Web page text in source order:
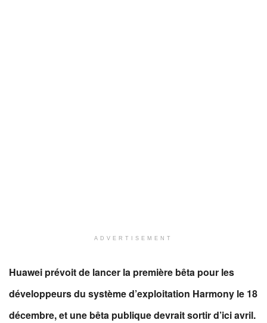
ADVERTISEMENT
Huawei prévoit de lancer la première bêta pour les
développeurs du système d’exploitation Harmony le 18
décembre, et une bêta publique devrait sortir d’ici avril.